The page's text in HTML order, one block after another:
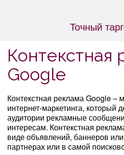
Точный
Контекстная
Google
Контекстная реклама Google –
интернет-маркетинга, который
аудитории рекламные
интересам. Контекстная
виде объявлений, баннеров
партнерах или в самой